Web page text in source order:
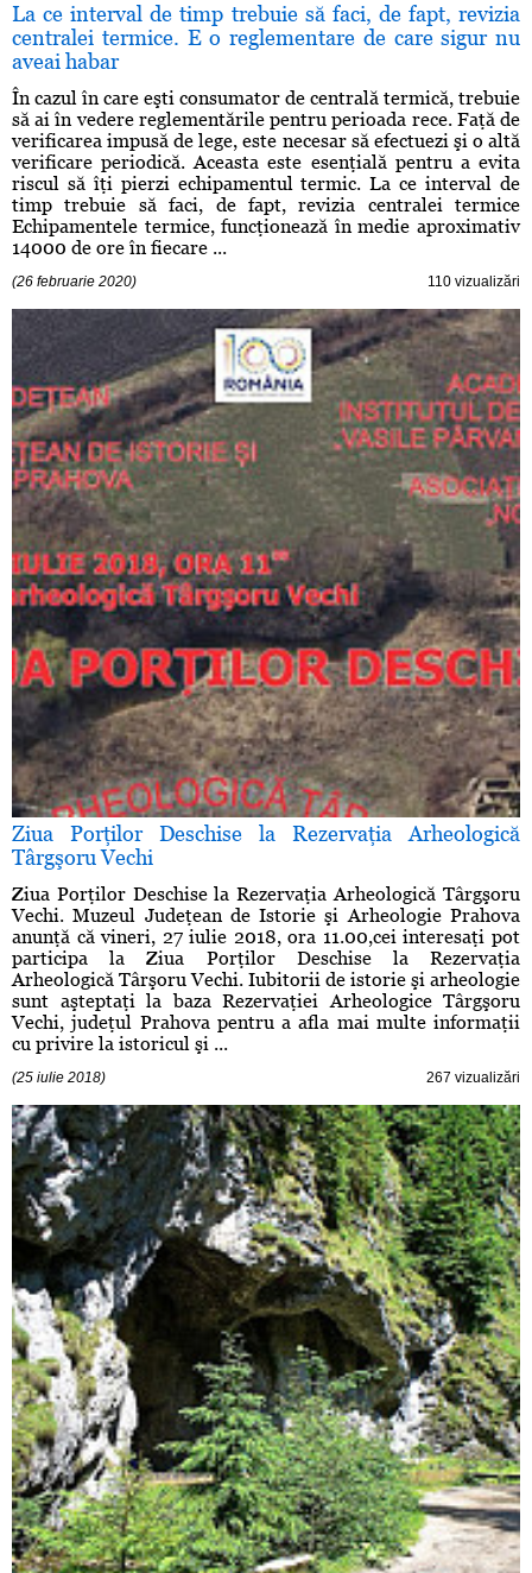
La ce interval de timp trebuie să faci, de fapt, revizia
centralei termice. E o reglementare de care sigur nu
aveai habar
În cazul în care eşti consumator de centrală termică, trebuie
să ai în vedere reglementările pentru perioada rece. Faţă de
verificarea impusă de lege, este necesar să efectuezi şi o altă
verificare periodică. Aceasta este esenţială pentru a evita
riscul să îţi pierzi echipamentul termic. La ce interval de
timp trebuie să faci, de fapt, revizia centralei termice
Echipamentele termice, funcţionează în medie aproximativ
14000 de ore în fiecare ...
(26 februarie 2020) 110 vizualizări
Ziua Porţilor Deschise la Rezervaţia Arheologică
Târgşoru Vechi
Ziua Porţilor Deschise la Rezervaţia Arheologică Târgşoru
Vechi. Muzeul Judeţean de Istorie şi Arheologie Prahova
anunţă că vineri, 27 iulie 2018, ora 11.00,cei interesaţi pot
participa la Ziua Porţilor Deschise la Rezervaţia
Arheologică Târşoru Vechi. Iubitorii de istorie şi arheologie
sunt aşteptaţi la baza Rezervaţiei Arheologice Târgşoru
Vechi, judeţul Prahova pentru a afla mai multe informaţii
cu privire la istoricul şi ...
(25 iulie 2018) 267 vizualizări